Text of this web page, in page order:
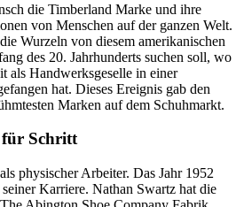
die Timberland Marke und ihre
von Menschen auf der ganzen Welt.
Wurzeln von diesem amerikanischen
des 20. Jahrhunderts suchen soll, wo
als Handwerksgeselle in einer
hat. Dieses Ereignis gab den
Marken auf dem Schuhmarkt.
Schritt
physischer Arbeiter. Das Jahr 1952
Karriere. Nathan Swartz hat die